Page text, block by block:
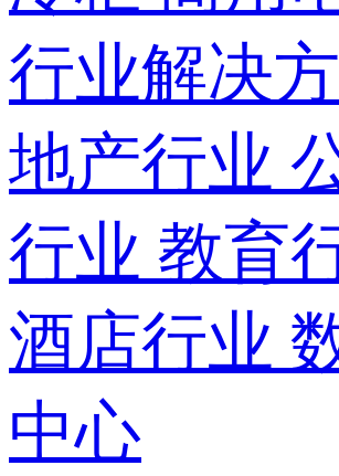
行业解决
地产行业
行业 教育
酒店行业
中心